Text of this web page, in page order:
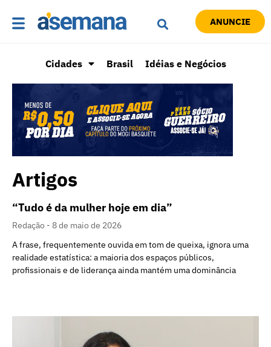
ANUNCIE
Cidades Brasil Idéias e Negócios
Artigos
“Tudo é da mulher hoje em dia”
Redação
8 de maio de 2026
A frase, frequentemente ouvida em tom de queixa, ignora uma
realidade estatística: a maioria dos espaços públicos,
profissionais e de liderança ainda mantém uma dominância